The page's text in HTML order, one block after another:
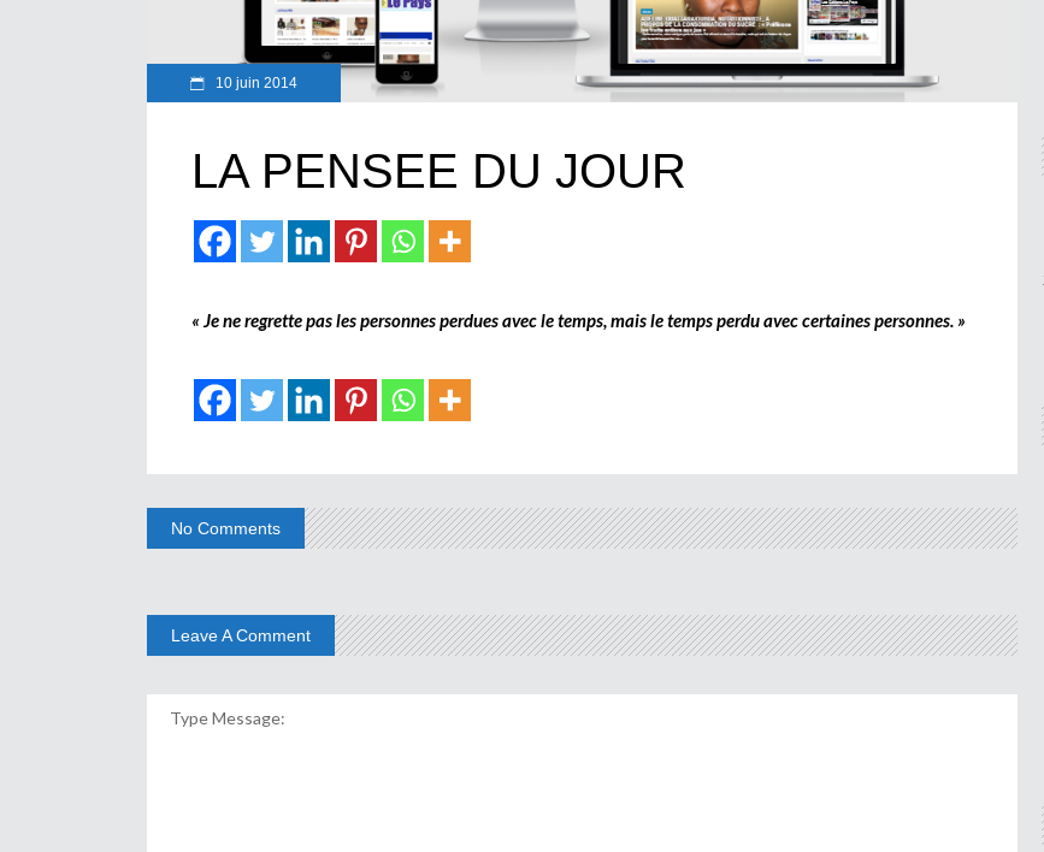
10 juin 2014
LA PENSEE DU JOUR
« Je ne regrette pas les personnes perdues avec le temps, mais le temps perdu avec certaines personnes. »
No Comments
Leave A Comment